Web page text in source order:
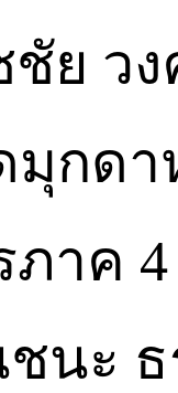
ย ว
มุกด
ภาค 4
นะ ธ